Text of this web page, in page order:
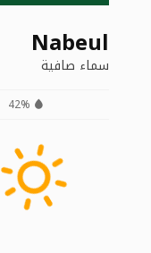
Nabeul
سماء صافية
42%